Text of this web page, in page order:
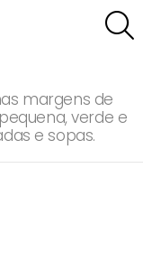
margens de
verde e
e sopas.